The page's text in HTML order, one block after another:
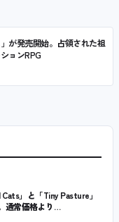
が発売開始。占領された祖
ョンRPG
」と「Tiny Pasture」
通常価格より…